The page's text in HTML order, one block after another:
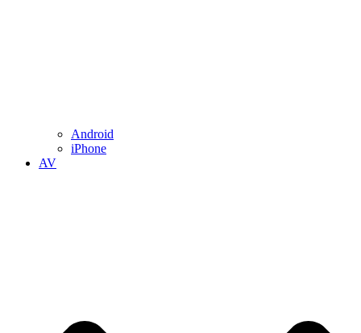
Android
iPhone
AV